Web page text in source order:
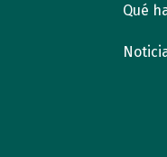
Qué